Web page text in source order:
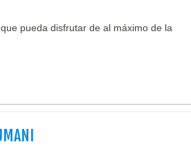
pueda disfrutar de al máximo de la